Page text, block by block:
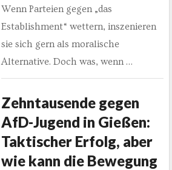
Wenn Parteien gegen „das
Establishment“ wettern, inszenieren
sie sich gern als moralische
Alternative. Doch was, wenn …
Zehntausende gegen
AfD-Jugend in Gießen:
Taktischer Erfolg, aber
wie kann die Bewegung